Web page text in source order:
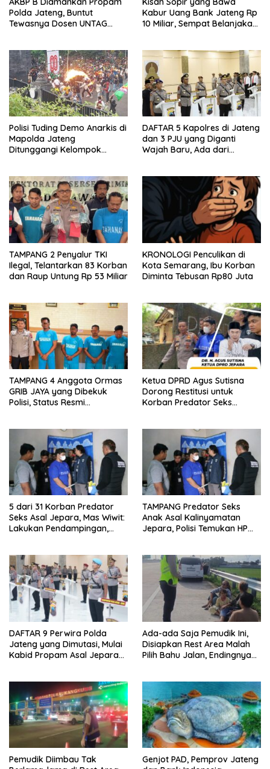
Polda Jateng, Buntut
Tewasnya Dosen UNTAG
Kabur Uang Bank Jateng Rp
10 Miliar, Sempat Belanjakan
Polisi Tuding Demo Anarkis di
Mapolda Jateng
Ditunggangi Kelompok
DAFTAR 5 Kapolres di Jateng
dan 3 PJU yang Diganti
Wajah Baru, Ada dari
TAMPANG 2 Penyalur TKI
Ilegal, Telantarkan 83 Korban
dan Raup Untung Rp 53 Miliar
KRONOLOGI Penculikan di
Kota Semarang, Ibu Korban
Diminta Tebusan Rp80 Juta
TAMPANG 4 Anggota Ormas
GRIB JAYA yang Dibekuk
Polisi, Status Resmi
Ketua DPRD Agus Sutisna
Dorong Restitusi untuk
Korban Predator Seks
5 dari 31 Korban Predator
Seks Asal Jepara, Mas Wiwit:
Lakukan Pendampingan,
TAMPANG Predator Seks
Anak Asal Kalinyamatan
Jepara, Polisi Temukan HP
DAFTAR 9 Perwira Polda
Jateng yang Dimutasi, Mulai
Kabid Propam Asal Jepara
Ada-ada Saja Pemudik Ini,
Disiapkan Rest Area Malah
Pilih Bahu Jalan, Endingnya
Pemudik Diimbau Tak
Genjot PAD, Pemprov Jateng